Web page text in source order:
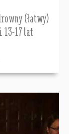
(łatwy)
13-17 lat